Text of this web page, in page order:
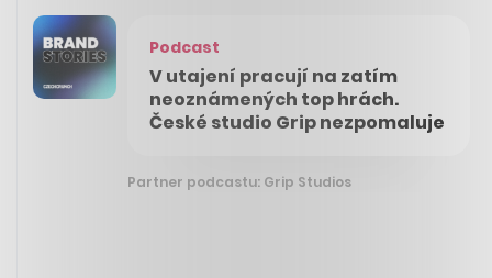
Podcast
V utajení pracují na zatím
neoznámených top hrách.
České studio Grip nezpomaluje
Partner podcastu: Grip Studios